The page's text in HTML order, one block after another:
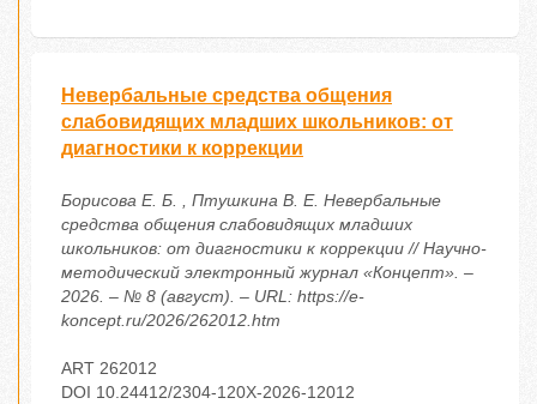
Невербальные средства общения
слабовидящих младших школьников: от
диагностики к коррекции
Борисова Е. Б. , Птушкина В. Е. Невербальные
средства общения слабовидящих младших
школьников: от диагностики к коррекции // Научно-
методический электронный журнал «Концепт». –
2026. – № 8 (август). – URL: https://e-
koncept.ru/2026/262012.htm
ART 262012
DOI 10.24412/2304-120X-2026-12012